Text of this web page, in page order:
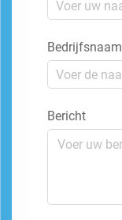
Bedrijfsnaam
Bericht